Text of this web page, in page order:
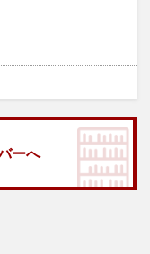
ーへ